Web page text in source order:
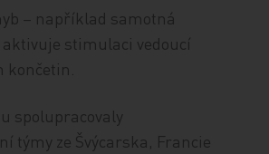
– například samotná
aktivuje stimulaci vedoucí
končetin.
spolupracovaly
týmy ze Švýcarska, Francie